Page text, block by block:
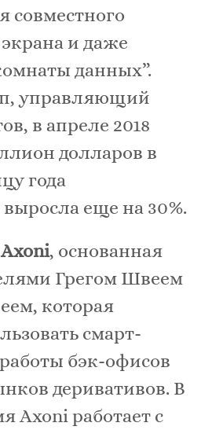
совместного
и даже
данных”.
управляющий
в апреле 2018
долларов в
года
еще на 30%.
Axoni, основанная
Грегом Швеем
которая
смарт-
бэк-офисов
деривативов. В
Axoni работает с